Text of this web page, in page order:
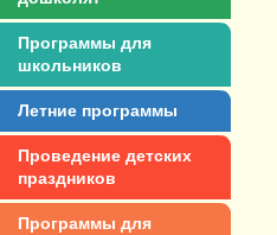
Программы для
школьников
Летние программы
Проведение детских
праздников
Программы для